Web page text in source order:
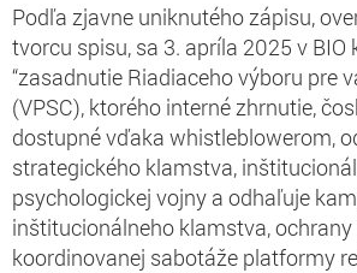
Podľa zjavne uniknutého zápisu,
tvorcu spisu, sa 3. apríla 2025 v BIO
“zasadnutie Riadiaceho výboru pre
(VPSC), ktorého interné zhrnutie,
dostupné vďaka whistleblowerom,
strategického klamstva,
psychologickej vojny a odhaľuje
inštitucionálneho klamstva,
koordinovanej sabotáže platformy